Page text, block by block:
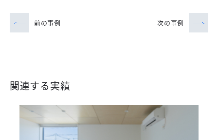
前の事例 次の事例
関連する実績